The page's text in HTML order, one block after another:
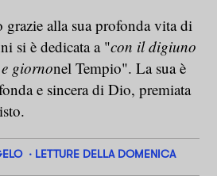
alla sua profonda vita di
si è dedicata a "con il digiuno
giornonel Tempio". La sua è
e sincera di Dio, premiata
LETTURE DELLA DOMENICA